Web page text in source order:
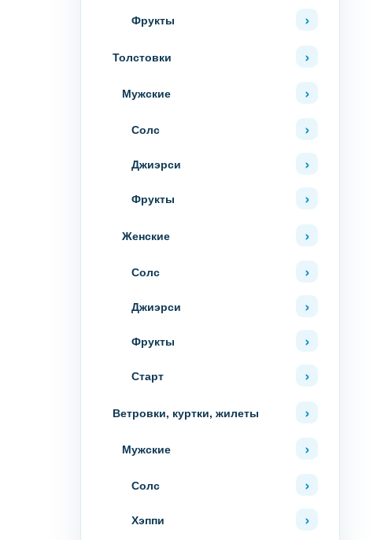
Фрукты
Толстовки
Мужские
Солс
Джиэрси
Фрукты
Женские
Солс
Джиэрси
Фрукты
Старт
Ветровки, куртки, жилеты
Мужские
Солс
Хэппи